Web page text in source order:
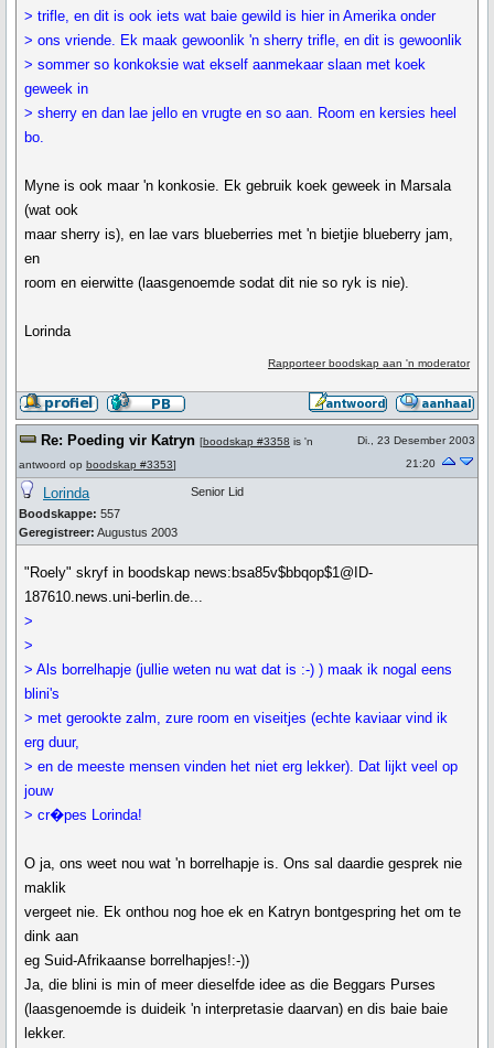
> trifle, en dit is ook iets wat baie gewild is hier in Amerika onder
> ons vriende. Ek maak gewoonlik 'n sherry trifle, en dit is gewoonlik
> sommer so konkoksie wat ekself aanmekaar slaan met koek
geweek in
> sherry en dan lae jello en vrugte en so aan. Room en kersies heel
bo.
Myne is ook maar 'n konkosie. Ek gebruik koek geweek in Marsala
(wat ook
maar sherry is), en lae vars blueberries met 'n bietjie blueberry jam,
en
room en eierwitte (laasgenoemde sodat dit nie so ryk is nie).
Lorinda
Rapporteer boodskap aan 'n moderator
Re: Poeding vir Katryn [boodskap #3358 is 'n
antwoord op boodskap #3353]
Di., 23 Desember 2003
21:20
Lorinda
Boodskappe: 557
Geregistreer: Augustus 2003
Senior Lid
"Roely" skryf in boodskap news:bsa85v$bbqop$1@ID-
187610.news.uni-berlin.de...
>
>
> Als borrelhapje (jullie weten nu wat dat is :-) ) maak ik nogal eens
blini's
> met gerookte zalm, zure room en viseitjes (echte kaviaar vind ik
erg duur,
> en de meeste mensen vinden het niet erg lekker). Dat lijkt veel op
jouw
> cr�pes Lorinda!
O ja, ons weet nou wat 'n borrelhapje is. Ons sal daardie gesprek nie
maklik
vergeet nie. Ek onthou nog hoe ek en Katryn bontgespring het om te
dink aan
eg Suid-Afrikaanse borrelhapjes!:-))
Ja, die blini is min of meer dieselfde idee as die Beggars Purses
(laasgenoemde is duideik 'n interpretasie daarvan) en dis baie baie
lekker.